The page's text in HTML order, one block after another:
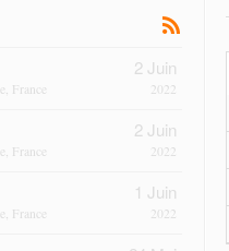
France
2 Juin
2022
France
2 Juin
2022
France
1 Juin
2022